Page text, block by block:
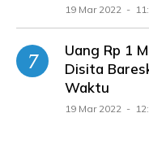
19 Mar 2022 -
Uang Rp 1
Disita
Waktu
19 Mar 2022 -